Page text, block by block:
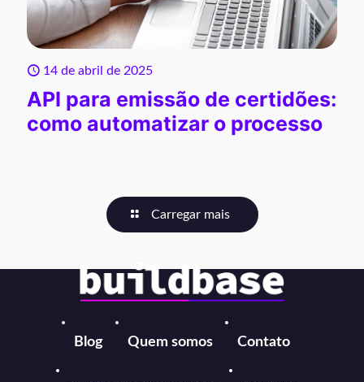
14 de abril de 2025
API para emissão de certidões:
como automatizar o processo
Carregar mais
Blog Quem somos Contato